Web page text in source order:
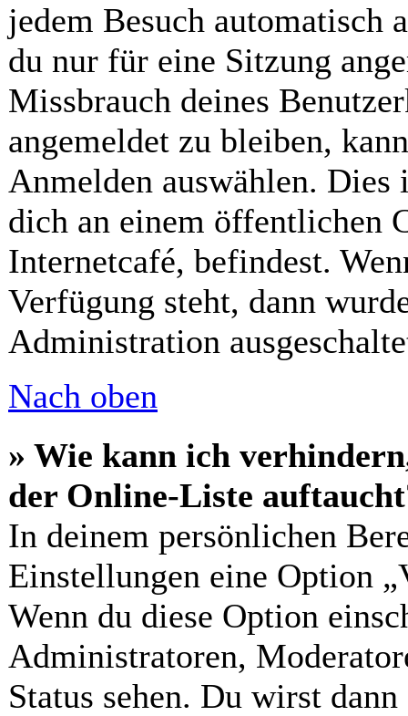
jedem Besuch automatisch
du nur für eine Sitzung
Missbrauch deines
angemeldet zu bleiben,
Anmelden auswählen.
dich an einem öffentlichen
Internetcafé, befindest.
Verfügung steht, dann
Administration
Nach oben
» Wie kann ich
der Online-Liste
In deinem persönlichen
Einstellungen eine Option
Wenn du diese Option
Administratoren,
Status sehen. Du wirst